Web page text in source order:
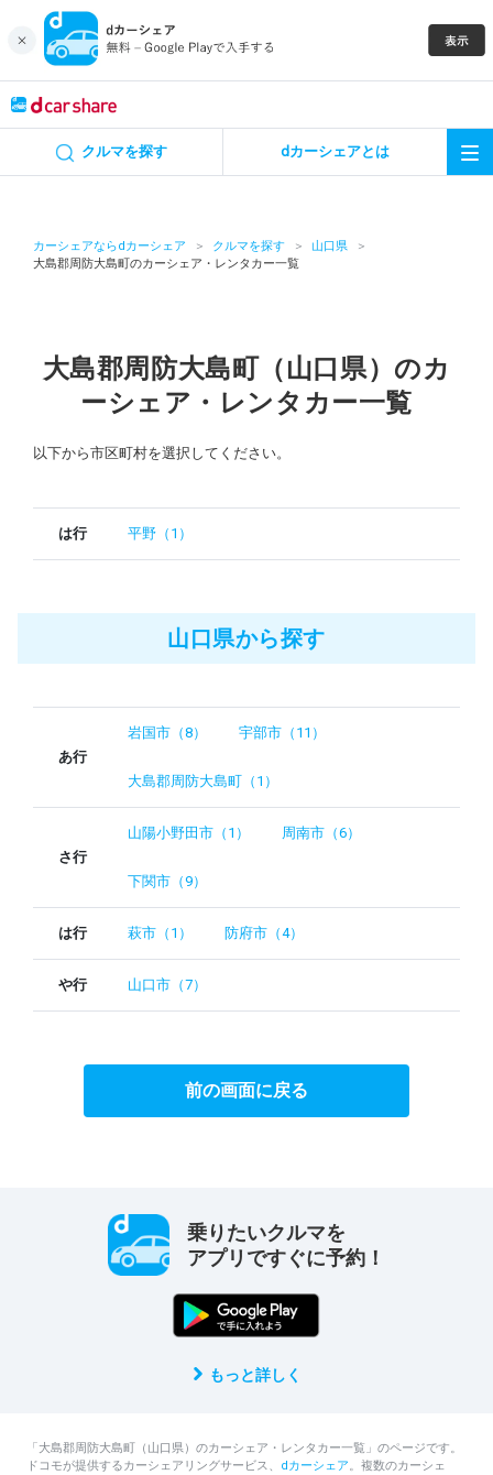
クルマを探す dカーシェアとは
カーシェアならdカーシェア クルマを探す
山口県
大島郡周防大島町のカーシェア・レンタカー一覧
大島郡周防大島町（山口県）のカ
ーシェア・レンタカー一覧
以下から市区町村を選択してください。
は行 平野（1）
山口県から探す
あ行
岩国市（8） 宇部市（11）
大島郡周防大島町（1）
さ行
山陽小野田市（1） 周南市（6）
下関市（9）
は行 萩市（1） 防府市（4）
や行 山口市（7）
前の画面に戻る
乗りたいクルマを
アプリですぐに予約！
もっと詳しく
「大島郡周防大島町（山口県）のカーシェア・レンタカー一覧」のページです。
ドコモが提供するカーシェアリングサービス、 dカーシェア。複数のカーシェ
カーシェア
特集
アプリの使い方